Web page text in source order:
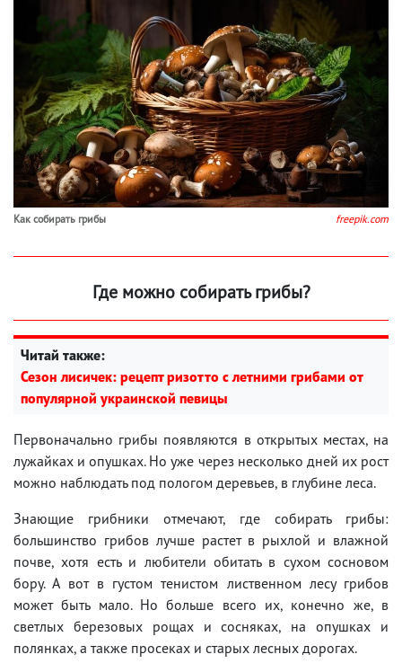
Как собирать грибы freepik.com
Где можно собирать грибы?
Читай также:
Сезон лисичек: рецепт ризотто с летними грибами от
популярной украинской певицы
Первоначально грибы появляются в открытых местах, на
лужайках и опушках. Но уже через несколько дней их рост
можно наблюдать под пологом деревьев, в глубине леса.
Знающие грибники отмечают, где собирать грибы:
большинство грибов лучше растет в рыхлой и влажной
почве, хотя есть и любители обитать в сухом сосновом
бору. А вот в густом тенистом лиственном лесу грибов
может быть мало. Но больше всего их, конечно же, в
светлых березовых рощах и сосняках, на опушках и
полянках, а также просеках и старых лесных дорогах.